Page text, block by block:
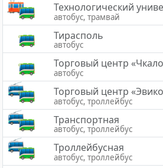
Технологический
автобус, трамвай
Тирасполь
автобус
Торговый центр
автобус
Торговый центр
автобус, троллейбус
Транспортная
автобус, троллейбус
Троллейбусная
автобус, троллейбус